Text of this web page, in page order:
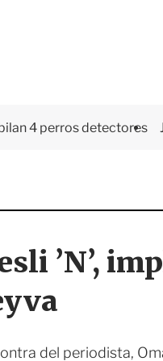
4 perros detectores
’N’,
del periodista,